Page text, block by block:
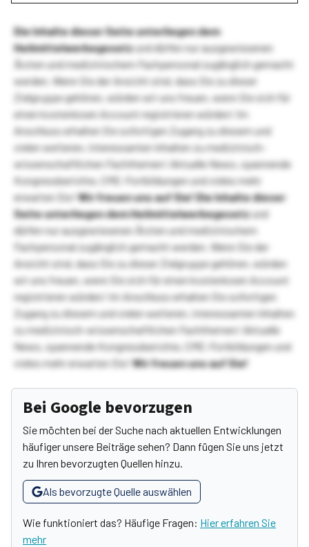
Die Inhalte dieser Seite unterliegen dem
Heilmittelwerbegesetzund dürfen nur ausgewiesenen
Ärzten und medizinischem Fachpersonal zugänglich gemacht
werden. Wenn Sie der Ansicht sind, dass Sie zu dieser
Zielgruppe gehören, würden wir uns freuen, wenn Sie sich für
einen kostenlosen Account registrieren würden! Im
Anschluss erhalten Sie sofortigen Zugang zu diesem und
vielen weiteren, interessanten Inhalten zu medizinisch-
wissenschaftlichen Fachthemen! Aktuelle News, spannende
Kongressberichte, CME-Fortbildungen und vieles mehr
erwarten Sie!Wir freuen uns auf Sie!Die Inhalte dieser
Seite unterliegen dem Heilmittelwerbegesetzund
dürfen nur ausgewiesenen Ärzten und medizinischem
Fachpersonal zugänglich gemacht werden. Wenn Sie der
Ansicht sind, dass Sie zu dieser Zielgruppe gehören, würden
wir uns freuen, wenn Sie sich für einen kostenlosen Account
registrieren würden! Im Anschluss erhalten Sie sofortigen
Zugang zu diesem und vielen weiteren, interessanten Inhalten
zu medizinisch-wissenschaftlichen Fachthemen! Aktuelle
News, spannende Kongressberichte, CME-Fortbildungen und
vieles mehr erwarten Sie!Wir freuen uns auf Sie!
Bei Google bevorzugen
Sie möchten bei der Suche nach aktuellen Entwicklungen
häufiger unsere Beiträge sehen? Dann fügen Sie uns jetzt
zu Ihren bevorzugten Quellen hinzu.
Als bevorzugte Quelle auswählen
Wie funktioniert das? Häufige Fragen: Hier erfahren Sie
mehr